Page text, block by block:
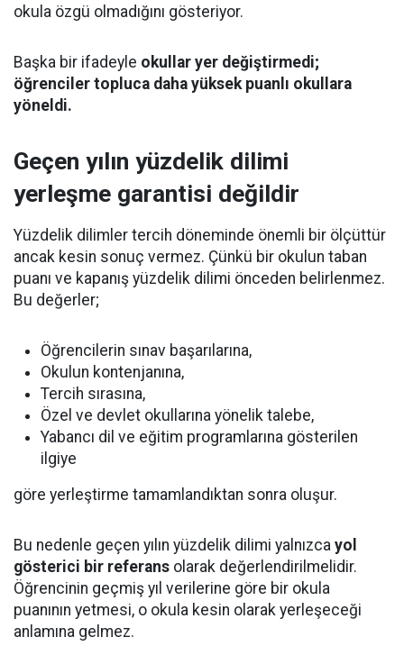
okula özgü olmadığını gösteriyor.
Başka bir ifadeyle okullar yer değiştirmedi;
öğrenciler topluca daha yüksek puanlı okullara
yöneldi.
Geçen yılın yüzdelik dilimi
yerleşme garantisi değildir
Yüzdelik dilimler tercih döneminde önemli bir ölçüttür
ancak kesin sonuç vermez. Çünkü bir okulun taban
puanı ve kapanış yüzdelik dilimi önceden belirlenmez.
Bu değerler;
Öğrencilerin sınav başarılarına,
Okulun kontenjanına,
Tercih sırasına,
Özel ve devlet okullarına yönelik talebe,
Yabancı dil ve eğitim programlarına gösterilen
ilgiye
göre yerleştirme tamamlandıktan sonra oluşur.
Bu nedenle geçen yılın yüzdelik dilimi yalnızca yol
gösterici bir referans olarak değerlendirilmelidir.
Öğrencinin geçmiş yıl verilerine göre bir okula
puanının yetmesi, o okula kesin olarak yerleşeceği
anlamına gelmez.